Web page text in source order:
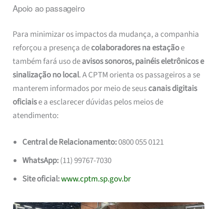
Apoio ao passageiro
Para minimizar os impactos da mudança, a companhia
reforçou a presença decolaboradores na estaçãoe
também fará uso deavisos sonoros, painéis eletrônicos e
sinalização no local. A CPTM orienta os passageiros a se
manterem informados por meio de seuscanais digitais
oficiaise a esclarecer dúvidas pelos meios de
atendimento:
Central de Relacionamento:0800 055 0121
WhatsApp:(11) 99767-7030
Site oficial:www.cptm.sp.gov.br